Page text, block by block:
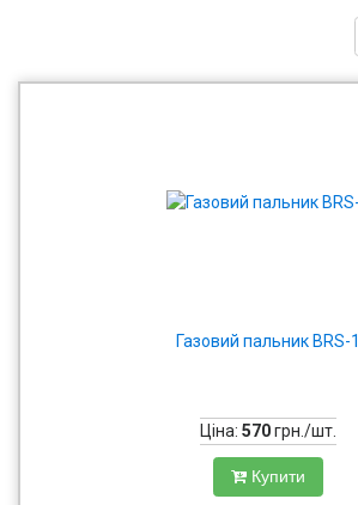
Газовий пальник BRS-1
Ціна: 570грн./шт.
Купити